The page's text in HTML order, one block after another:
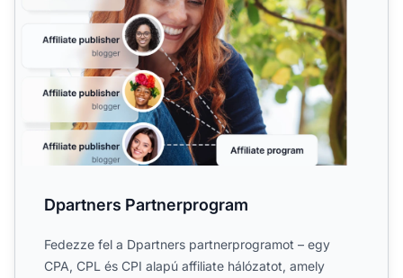
Dpartners Partnerprogram
Fedezze fel a Dpartners partnerprogramot – egy
CPA, CPL és CPI alapú affiliate hálózatot, amely